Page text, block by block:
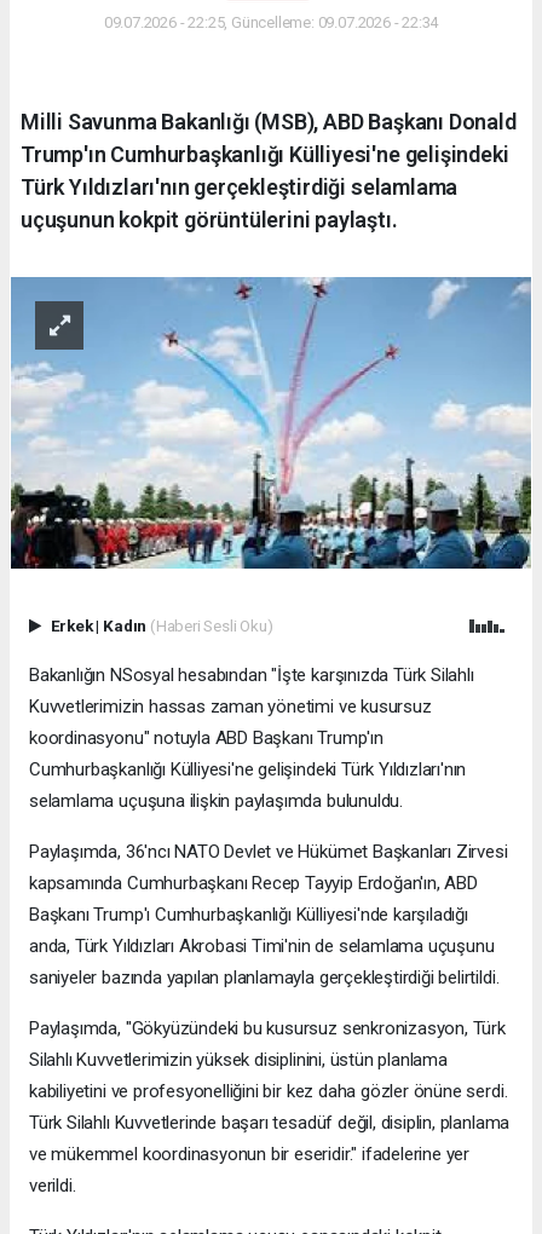
09.07.2026 - 22:25, Güncelleme: 09.07.2026 - 22:34
Milli Savunma Bakanlığı (MSB), ABD Başkanı Donald
Trump'ın Cumhurbaşkanlığı Külliyesi'ne gelişindeki
Türk Yıldızları'nın gerçekleştirdiği selamlama
uçuşunun kokpit görüntülerini paylaştı.
Erkek| Kadın (Haberi Sesli Oku)
Bakanlığın NSosyal hesabından "İşte karşınızda Türk Silahlı
Kuvvetlerimizin hassas zaman yönetimi ve kusursuz
koordinasyonu" notuyla ABD Başkanı Trump'ın
Cumhurbaşkanlığı Külliyesi'ne gelişindeki Türk Yıldızları'nın
selamlama uçuşuna ilişkin paylaşımda bulunuldu.
Paylaşımda, 36'ncı NATO Devlet ve Hükümet Başkanları Zirvesi
kapsamında Cumhurbaşkanı Recep Tayyip Erdoğan'ın, ABD
Başkanı Trump'ı Cumhurbaşkanlığı Külliyesi'nde karşıladığı
anda, Türk Yıldızları Akrobasi Timi'nin de selamlama uçuşunu
saniyeler bazında yapılan planlamayla gerçekleştirdiği belirtildi.
Paylaşımda, "Gökyüzündeki bu kusursuz senkronizasyon, Türk
Silahlı Kuvvetlerimizin yüksek disiplinini, üstün planlama
kabiliyetini ve profesyonelliğini bir kez daha gözler önüne serdi.
Türk Silahlı Kuvvetlerinde başarı tesadüf değil, disiplin, planlama
ve mükemmel koordinasyonun bir eseridir." ifadelerine yer
verildi.